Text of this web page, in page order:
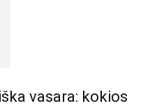
vasara: kokios